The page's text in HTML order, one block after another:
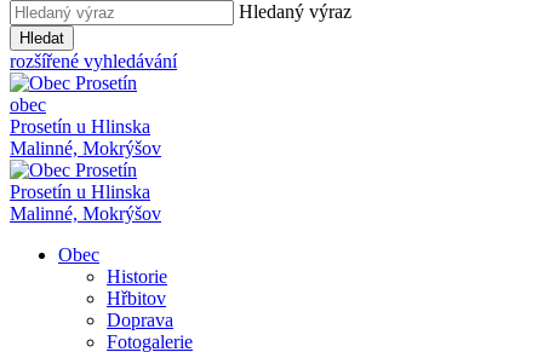
Hledaný výraz
Hledat
rozšířené vyhledávání
obec
Prosetín u Hlinska
Malinné, Mokrýšov
Prosetín u Hlinska
Malinné, Mokrýšov
Obec
Historie
Hřbitov
Doprava
Fotogalerie